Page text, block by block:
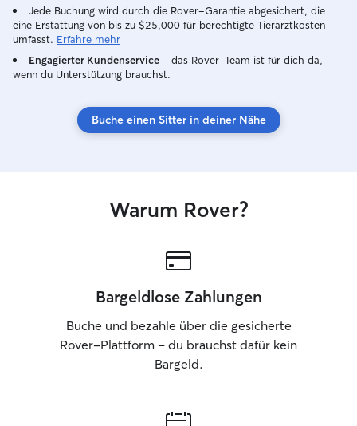
Jede Buchung wird durch die Rover-Garantie abgesichert, die
eine Erstattung von bis zu $25,000 für berechtigte Tierarztkosten
umfasst. Erfahre mehr
Engagierter Kundenservice – das Rover-Team ist für dich da,
wenn du Unterstützung brauchst.
Buche einen Sitter in deiner Nähe
Warum Rover?
Bargeldlose Zahlungen
Buche und bezahle über die gesicherte
Rover-Plattform – du brauchst dafür kein
Bargeld.